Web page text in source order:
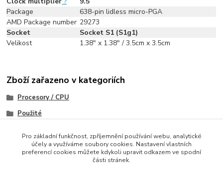
Package
638-pin lidless micro-PGA
AMD Package number 29273
Socket
Socket S1 (S1g1)
Velikost
1.38" x 1.38" / 3.5cm x 3.5cm
Zboží zařazeno v kategoriích
Procesory / CPU
Použité
Pro základní funkčnost, zpříjemnění používání webu, analytické
účely a využíváme soubory cookies. Nastavení vlastních
preferencí cookies můžete kdykoli upravit odkazem ve spodní
části stránek.